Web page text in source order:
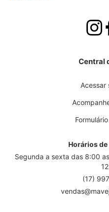
Central
Acessar
Horários
Segunda a sexta das 8:00
(17)